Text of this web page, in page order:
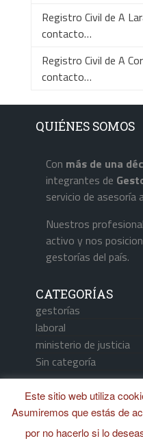
Registro Civil de A
contacto…
Registro Civil de A
contacto…
QUIÉNES SOMOS
Con más de una
integrantes de
servicio de asesoría
Nuestros
activo y nos
gestorías del país.
CATEGORÍAS
gestorías
laboral
ministerio de justicia
Sin categoría
Este sitio web utiliza
Asumiremos que estás de
por no hacerlo si lo